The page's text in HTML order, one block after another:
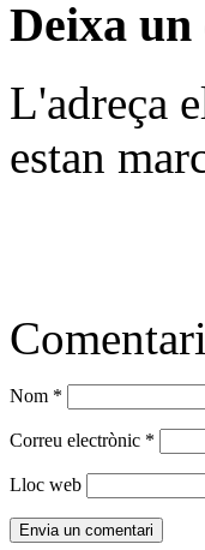
Deixa
L'adreça
estan
Comentari
Nom *
Correu electrònic *
Lloc web